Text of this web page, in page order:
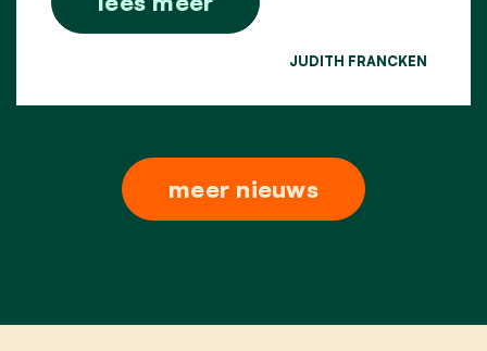
JUDITH FRANCKEN
meer nieuws